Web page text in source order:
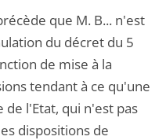
que M. B... n'est
du décret du 5
de mise à la
tendant à ce qu'une
de l'Etat, qui n'est pas
dispositions de